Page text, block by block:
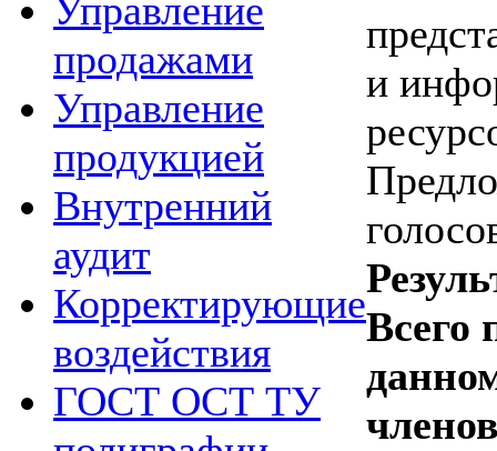
Управление
продажами
Управление
продукцией
Внутренний
аудит
Корректирующие
воздействия
ГОСТ ОСТ ТУ
и
Всего